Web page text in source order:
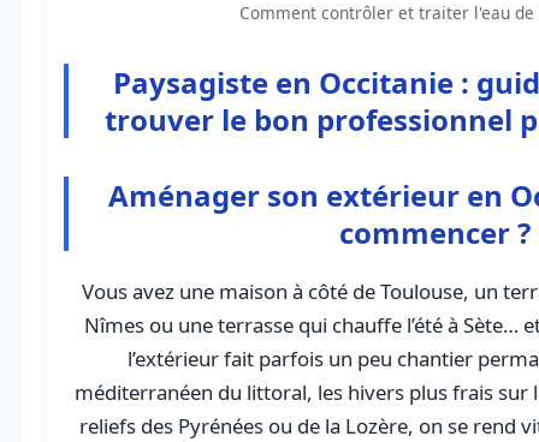
Comment contrôler et traiter l'eau de
Paysagiste en Occitanie :
trouver le bon professionnel
Aménager son extérieur en
commencer ?
Vous avez une maison à côté de Toulouse, un
Nîmes ou une terrasse qui chauffe l’été à Sète…
l’extérieur fait parfois un peu chantier
méditerranéen du littoral, les hivers plus frais sur
reliefs des Pyrénées ou de la Lozère, on se rend